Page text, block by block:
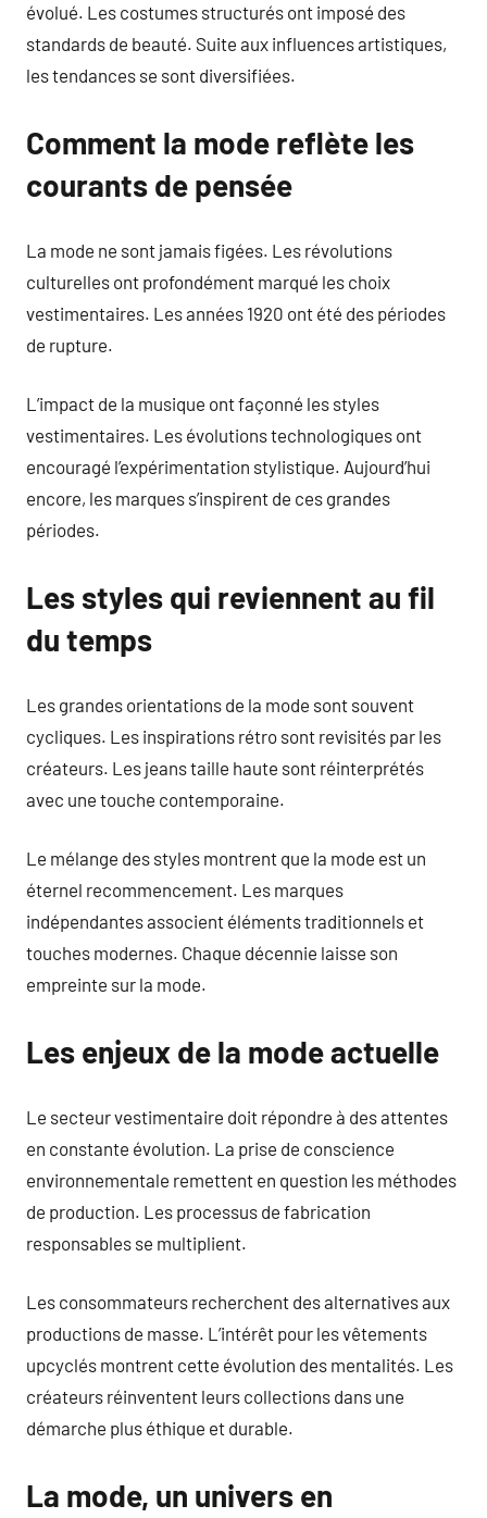
évolué. Les costumes structurés ont imposé des
standards de beauté. Suite aux influences artistiques,
les tendances se sont diversifiées.
Comment la mode reflète les
courants de pensée
La mode ne sont jamais figées. Les révolutions
culturelles ont profondément marqué les choix
vestimentaires. Les années 1920 ont été des périodes
de rupture.
L’impact de la musique ont façonné les styles
vestimentaires. Les évolutions technologiques ont
encouragé l’expérimentation stylistique. Aujourd’hui
encore, les marques s’inspirent de ces grandes
périodes.
Les styles qui reviennent au fil
du temps
Les grandes orientations de la mode sont souvent
cycliques. Les inspirations rétro sont revisités par les
créateurs. Les jeans taille haute sont réinterprétés
avec une touche contemporaine.
Le mélange des styles montrent que la mode est un
éternel recommencement. Les marques
indépendantes associent éléments traditionnels et
touches modernes. Chaque décennie laisse son
empreinte sur la mode.
Les enjeux de la mode actuelle
Le secteur vestimentaire doit répondre à des attentes
en constante évolution. La prise de conscience
environnementale remettent en question les méthodes
de production. Les processus de fabrication
responsables se multiplient.
Les consommateurs recherchent des alternatives aux
productions de masse. L’intérêt pour les vêtements
upcyclés montrent cette évolution des mentalités. Les
créateurs réinventent leurs collections dans une
démarche plus éthique et durable.
La mode, un univers en